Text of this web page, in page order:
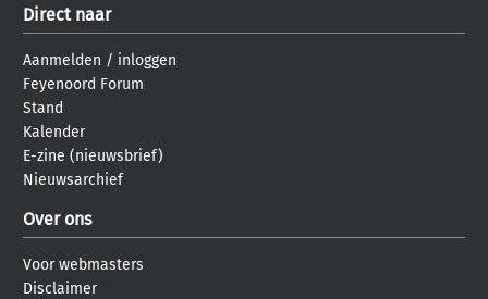
Direct naar
Aanmelden / inloggen
Feyenoord Forum
Stand
Kalender
E-zine (nieuwsbrief)
Nieuwsarchief
Over ons
Voor webmasters
Disclaimer